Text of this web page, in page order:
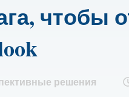
чтобы
решения